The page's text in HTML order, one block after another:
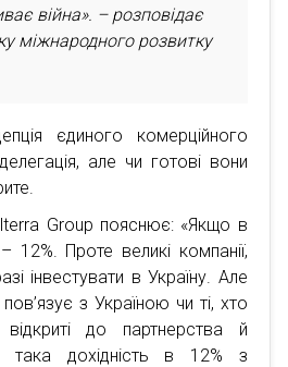
війна». – розповідає
міжнародного розвитку
єдиного комерційного
але чи готові вони
Group пояснює: «Якщо в
12%. Проте великі компанії,
інвестувати в Україну. Але
з Україною чи ті, хто
до партнерства й
така дохідність в 12% з